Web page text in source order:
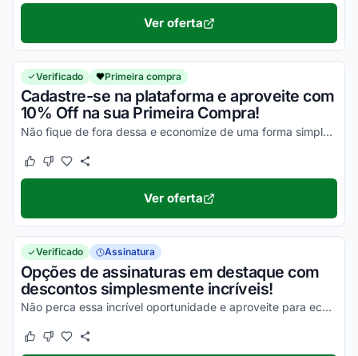
Ver oferta
Verificado Primeira compra
Cadastre-se na plataforma e aproveite com
10% Off na sua Primeira Compra!
Não fique de fora dessa e economize de uma forma simples!
Este cupom funcionou
Este cupom não funcionou
Ver oferta
Verificado Assinatura
Opções de assinaturas em destaque com
descontos simplesmente incríveis!
Não perca essa incrível oportunidade e aproveite para economizar!
Este cupom funcionou
Este cupom não funcionou